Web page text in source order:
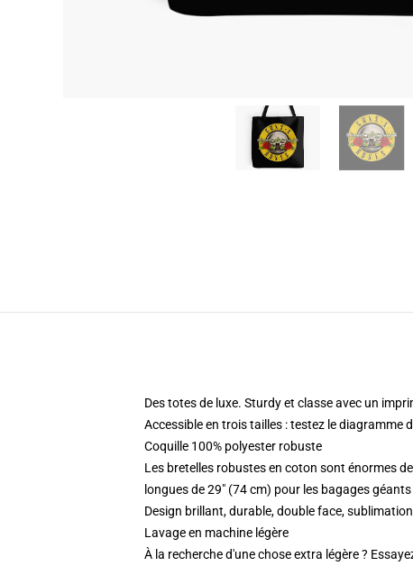
Des totes de luxe. Sturdy et classe avec un
Accessible en trois tailles : testez le diagramme
Coquille 100% polyester robuste
Les bretelles robustes en coton sont énormes
longues de 29" (74 cm) pour les bagages géants
Design brillant, durable, double face,
Lavage en machine légère
À la recherche d'une chose extra légère ?